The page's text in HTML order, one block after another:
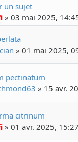
un sujet
» 03 mai 2025,
» 01 mai 2025,
pectinatum
» 15 avr.
citrinum
» 01 avr. 2025,